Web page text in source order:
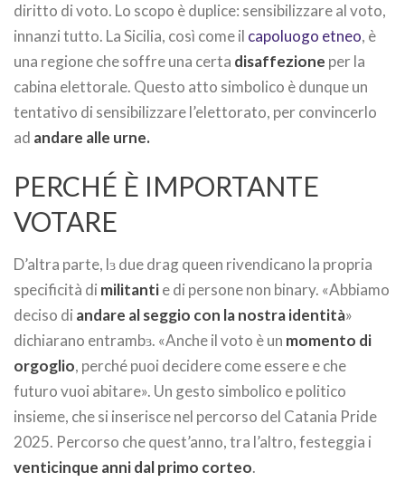
diritto di voto. Lo scopo è duplice: sensibilizzare al voto,
innanzi tutto. La Sicilia, così come il capoluogo etneo, è
una regione che soffre una certa disaffezione per la
cabina elettorale. Questo atto simbolico è dunque un
tentativo di sensibilizzare l’elettorato, per convincerlo
ad andare alle urne.
PERCHÉ È IMPORTANTE
VOTARE
D’altra parte, lɜ due drag queen rivendicano la propria
specificità di militantie di persone non binary. «Abbiamo
deciso di andare al seggio con la nostra identità»
dichiarano entrambɜ. «Anche il voto è un momento di
orgoglio, perché puoi decidere come essere e che
futuro vuoi abitare». Un gesto simbolico e politico
insieme, che si inserisce nel percorso del Catania Pride
2025. Percorso che quest’anno, tra l’altro, festeggia i
venticinque anni dal primo corteo.